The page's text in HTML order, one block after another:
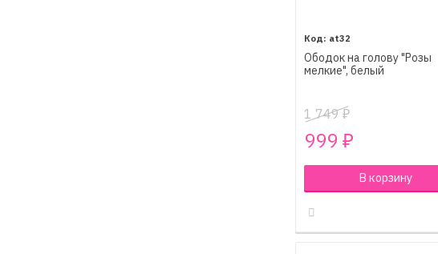
at32
Ободок на голову "Розы
мелкие", белый
1 749₽
999 ₽
В корзину